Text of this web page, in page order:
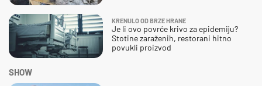
KRENULO OD BRZE HRANE
Je li ovo povrće krivo za epidemiju?
Stotine zaraženih, restorani hitno
povukli proizvod
SHOW